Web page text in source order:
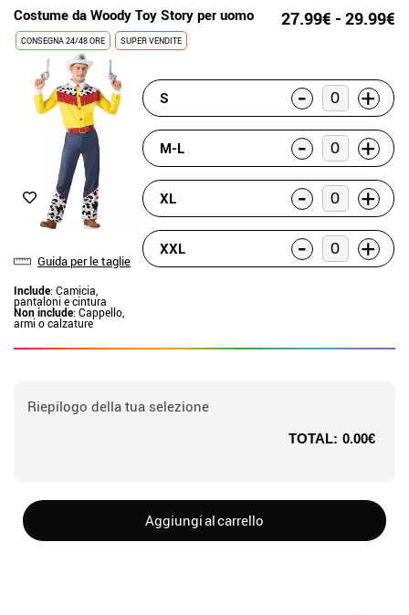
Costume da Woody Toy Story per uomo 27.99€ - 29.99€
CONSEGNA 24/48 ORE SUPER VENDITE
Guida per le taglie
Include: Camicia,
pantaloni e cintura
Non include: Cappello,
armi o calzature
S - +
M-L - +
XL - +
XXL - +
Riepilogo della tua selezione
TOTAL: 0.00€
Aggiungi al carrello